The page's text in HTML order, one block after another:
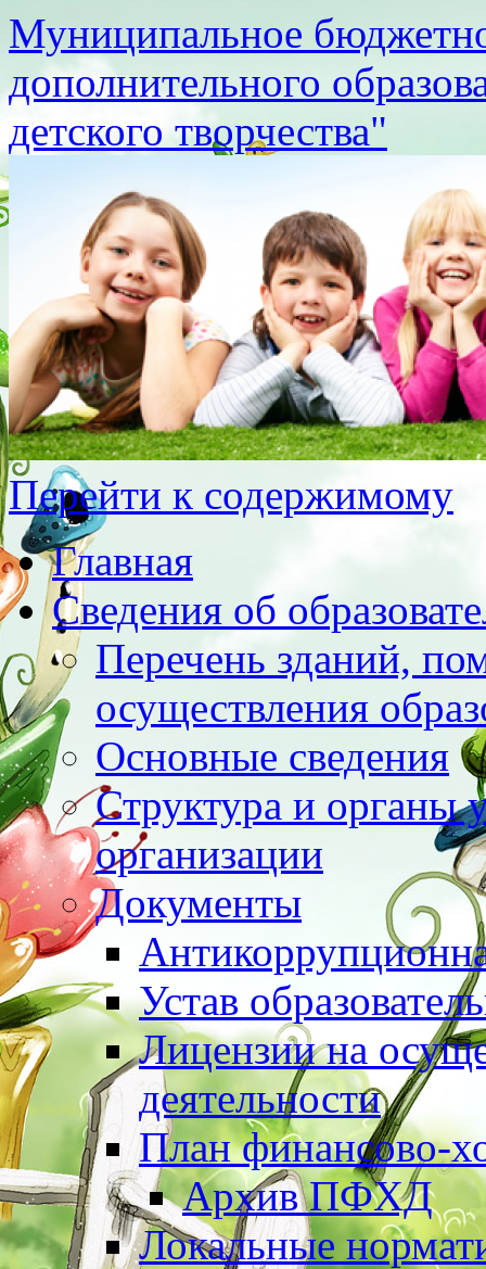
Муниципальное
дополнительного
детского творчества"
Перейти к содержимому
Главная
Сведения об
Перечень зданий,
осуществления
Основные сведения
Структура и органы
организации
Документы
Устав
Лицензии на
деятельности
План финансово-
Архив ПФХД
Локальные